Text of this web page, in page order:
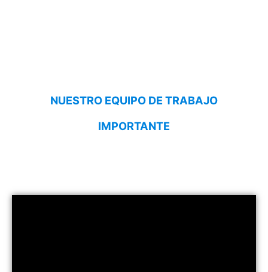
NUESTRO EQUIPO DE TRABAJO
IMPORTANTE